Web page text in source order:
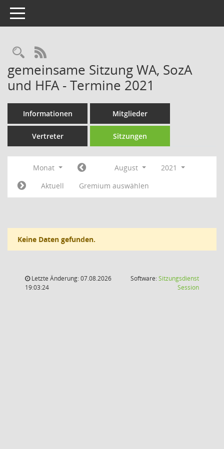
Toggle navigation
Rechercheauswahl
RSS-Feed
gemeinsame Sitzung WA, SozA
und HFA - Termine 2021
Informationen Mitglieder
Vertreter Sitzungen
Monat August
2021
Aktuell
Gremium auswählen
Keine Daten gefunden.
Letzte Änderung: 07.08.2026
19:03:24
Software:Sitzungsdienst
Session(Wird in